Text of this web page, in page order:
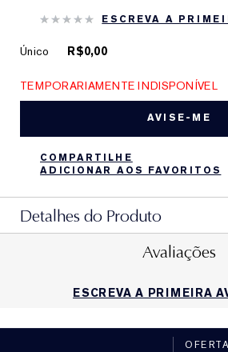
ESCREVA A
Único R$0,00
TEMPORARIAMENTE INDISPONÍVEL
AVISE-ME
COMPARTILHE
ADICIONAR AOS FAVORITOS
Detalhes do Produto
Avaliações
ESCREVA A PRIMEIRA